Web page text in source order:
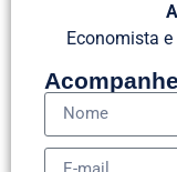
Economista